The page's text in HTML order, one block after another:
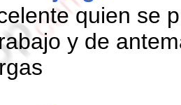
quien se
y de